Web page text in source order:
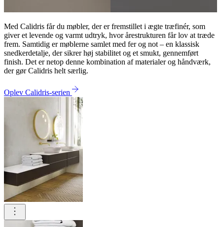
Med Calidris får du møbler, der er fremstillet i ægte træfinér, som
giver et levende og varmt udtryk, hvor årestrukturen får lov at træde
frem. Samtidig er møblerne samlet med fer og not – en klassisk
snedkerdetalje, der sikrer høj stabilitet og et smukt, gennemført
finish. Det er netop denne kombination af materialer og håndværk,
der gør Calidris helt særlig.
Oplev Calidris-serien